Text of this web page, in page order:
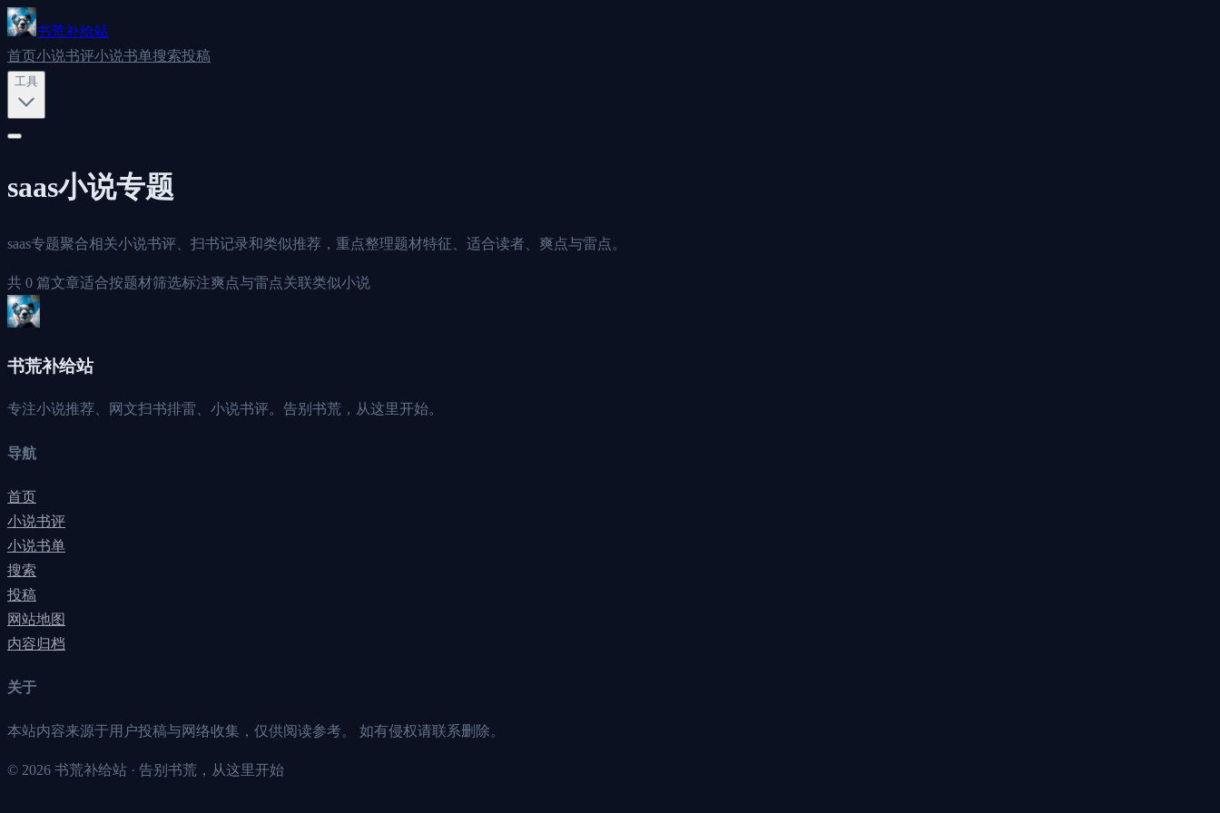
书荒补给站
首页小说书评小说书单搜索投稿
工具
saas小说专题
saas专题聚合相关小说书评、扫书记录和类似推荐，重点整理题材特征、适合读者、爽点与雷点。
共 0 篇文章适合按题材筛选标注爽点与雷点关联类似小说
书荒补给站
专注小说推荐、网文扫书排雷、小说书评。告别书荒，从这里开始。
导航
首页
小说书评
小说书单
搜索
投稿
网站地图
内容归档
关于
本站内容来源于用户投稿与网络收集，仅供阅读参考。 如有侵权请联系删除。
© 2026 书荒补给站 · 告别书荒，从这里开始